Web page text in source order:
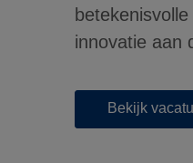
innovatie aan
Bekijk